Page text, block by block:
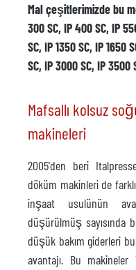
Mal çeşitlerimizde bu
300 SC, IP 400 SC, IP
SC, IP 1350 SC, IP 1650
SC, IP 3000 SC, IP 3500
Mafsallı kolsuz
makineleri
2005'den beri
döküm makinleri de
inşaat usulünün
düşürülmüş sayısında
düşük bakım giderleri
avantajı. Bu